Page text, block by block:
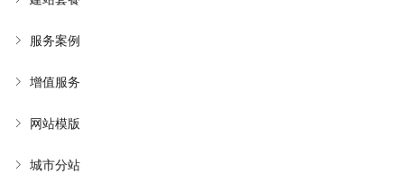
服务案例
增值服务
网站模版
城市分站